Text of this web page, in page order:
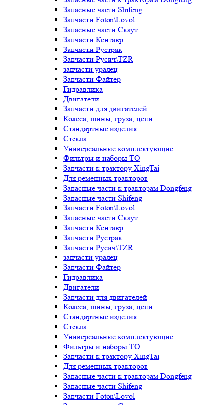
Запасные части Shifeng
Запчасти Foton\Lovol
Запасные части Скаут
Запчасти Кентавр
Запчасти Рустрак
Запчасти Русич\TZR
запчасти уралец
Запчасти Файтер
Гидравлика
Двигатели
Запчасти для двигателей
Колёса, шины, груза, цепи
Стандартные изделия
Стёкла
Универсальные комплектующие
Фильтры и наборы ТО
Запчасти к трактору XingTai
Для ременных тракторов
Запасные части к тракторам Dongfeng
Запасные части Shifeng
Запчасти Foton\Lovol
Запасные части Скаут
Запчасти Кентавр
Запчасти Рустрак
Запчасти Русич\TZR
запчасти уралец
Запчасти Файтер
Гидравлика
Двигатели
Запчасти для двигателей
Колёса, шины, груза, цепи
Стандартные изделия
Стёкла
Универсальные комплектующие
Фильтры и наборы ТО
Запчасти к трактору XingTai
Для ременных тракторов
Запасные части к тракторам Dongfeng
Запасные части Shifeng
Запчасти Foton\Lovol